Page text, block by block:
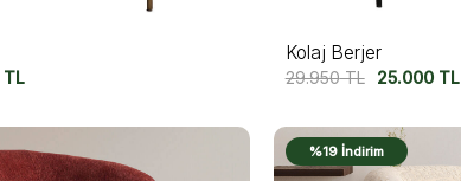
TL
Kolaj Berjer
29.950TL 25.000TL
%19 İndirim